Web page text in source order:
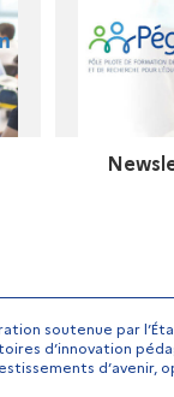
soutenue par
d’innovation
d’avenir,